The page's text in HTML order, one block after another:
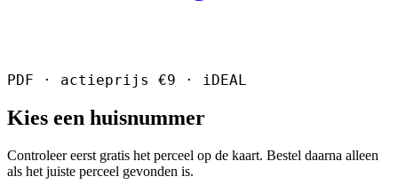
PDF · actieprijs €9 · iDEAL
Kies een huisnummer
Controleer eerst gratis het perceel op de kaart. Bestel daarna alleen
als het juiste perceel gevonden is.